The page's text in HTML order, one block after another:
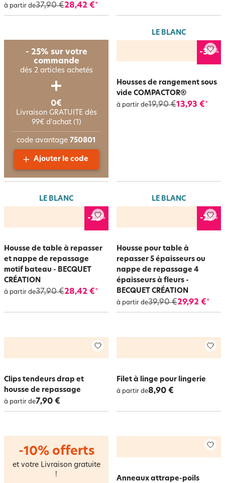
à partir de37,90 €28,42 €*
LE BLANC
-30%
Housses de rangement sous
vide COMPACTOR®
à partir de19,90 €13,93 €*
LE BLANC
-25%
Housse de table à repasser
et nappe de repassage
motif bateau - BECQUET
CRÉATION
à partir de37,90 €28,42 €*
LE BLANC
-25%
Housse pour table à
repasser 5 épaisseurs ou
nappe de repassage 4
épaisseurs à fleurs -
BECQUET CRÉATION
à partir de39,90 €29,92 €*
Clips tendeurs drap et
housse de repassage
à partir de7,90 €
Filet à linge pour lingerie
à partir de8,90 €
Anneaux attrape-poils
- 25% sur votre
commande
dès 2 articles achetés
0€
Livraison GRATUITE dès
99€ d'achat (1)
code avantage 750801
Ajouter le code
-10% offerts
et votre Livraison gratuite
!